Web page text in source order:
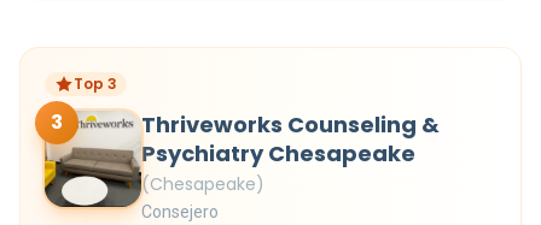
Top 3
3
Thriveworks Counseling &
Psychiatry Chesapeake
(Chesapeake)
Consejero